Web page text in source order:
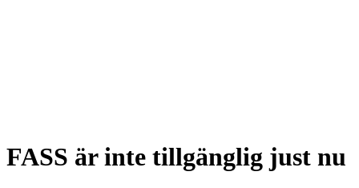
FASS är inte tillgänglig just nu